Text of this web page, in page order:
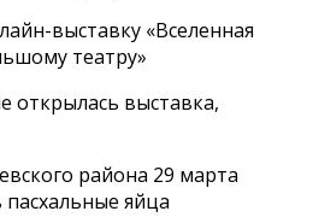
выставку «Вселенная
театру»
открылась выставка,
района 29 марта
яйца